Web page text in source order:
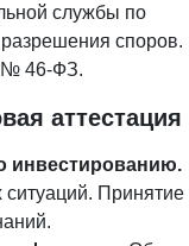
службы по
споров.
№ 46-ФЗ.
аттестация
инвестированию.
Принятие